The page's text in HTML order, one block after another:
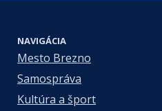
NAVIGÁCIA
Mesto Brezno
Samospráva
Kultúra a šport